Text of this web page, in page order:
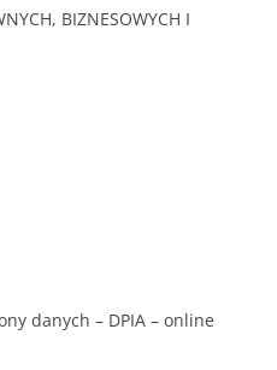
BIZNESOWYCH I
danych – DPIA – online